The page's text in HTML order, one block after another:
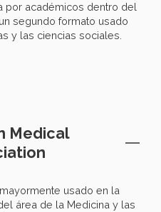
por académicos dentro del
segundo formato usado
y las ciencias sociales.
Medical
usado en la
área de la Medicina y las